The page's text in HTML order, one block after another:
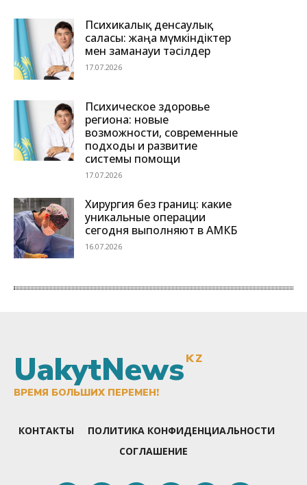
UakytNewsKZ
ВРЕМЯ БОЛЬШИХ ПЕРЕМЕН!
КОНТАКТЫ
ПОЛИТИКА КОНФИДЕНЦИАЛЬНОСТИ
СОГЛАШЕНИЕ